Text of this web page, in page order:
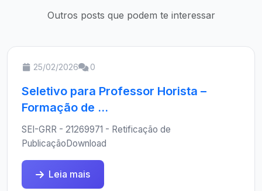
Outros posts que podem te interessar
25/02/2026 0
Seletivo para Professor Horista –
Formação de ...
SEI-GRR - 21269971 - Retificação de
PublicaçãoDownload
Leia mais